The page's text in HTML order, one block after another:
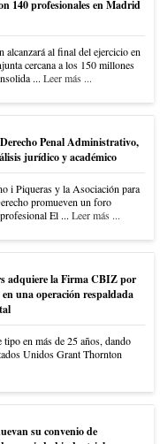
140 profesionales en Madrid
alcanzará al final del ejercicio en
cercana a los 150 millones
... Leer más ...
Penal Administrativo,
jurídico y académico
i Piqueras y la Asociación para
promueven un foro
El ... Leer más ...
adquiere la Firma CBIZ por
una operación respaldada
en más de 25 años, dando
Unidos Grant Thornton
su convenio de